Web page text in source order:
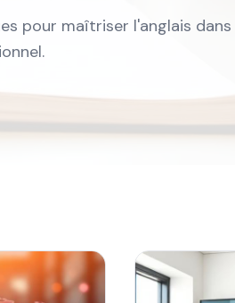
pour maîtriser l'anglais dans